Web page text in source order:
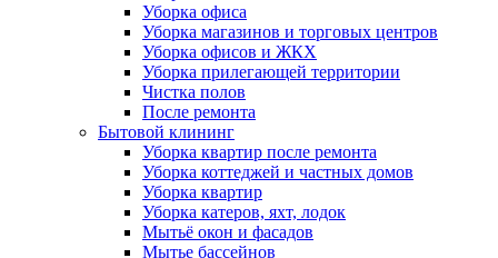
Уборка офиса
Уборка магазинов и торговых центров
Уборка офисов и ЖКХ
Уборка прилегающей территории
Чистка полов
После ремонта
Бытовой клининг
Уборка квартир после ремонта
Уборка коттеджей и частных домов
Уборка квартир
Уборка катеров, яхт, лодок
Мытьё окон и фасадов
Мытье бассейнов